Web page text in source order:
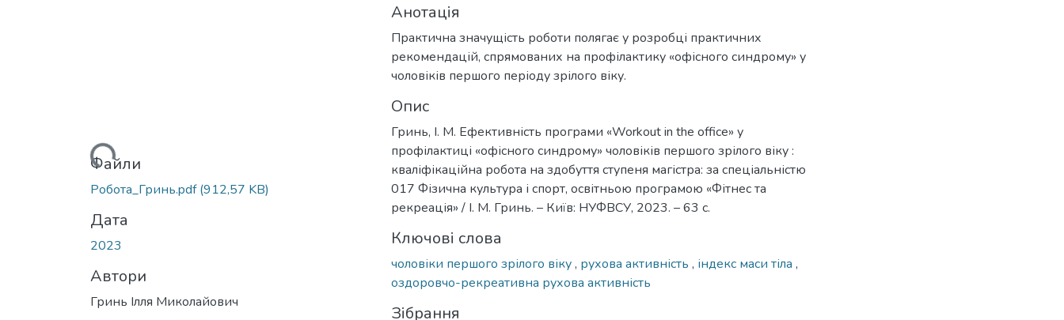
Вантажиться...Файли
Робота_Гринь.pdf(912,57 KB)
Дата
2023
Автори
Гринь Ілля Миколайович
Анотація
Практична значущість роботи полягає у розробці практичних
рекомендацій, спрямованих на профілактику «офісного синдрому» у
чоловіків першого періоду зрілого віку.
Опис
Гринь, І. М. Ефективність програми «Workout in the office» у
профілактиці «офісного синдрому» чоловіків першого зрілого віку :
кваліфікаційна робота на здобуття ступеня магістра: за спеціальністю
017 Фізична культура і спорт, освітньою програмою «Фітнес та
рекреація» / І. М. Гринь. – Київ: НУФВСУ, 2023. – 63 с.
Ключові слова
чоловіки першого зрілого віку, рухова активність , індекс маси тіла ,
оздоровчо-рекреативна рухова активність
Зібрання